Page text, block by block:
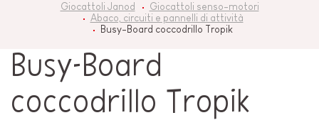
Giocattoli Janod
Giocattoli senso-motori
Abaco, circuiti e pannelli di attività
Busy-Board coccodrillo Tropik
Busy-Board
coccodrillo Tropik